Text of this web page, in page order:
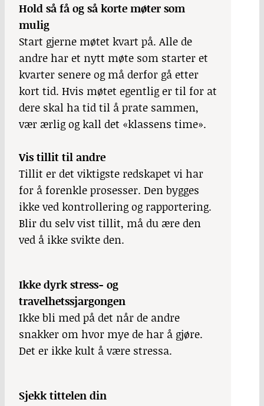
Hold så få og så korte møter som
mulig
Start gjerne møtet kvart på. Alle de
andre har et nytt møte som starter et
kvarter senere og må derfor gå etter
kort tid. Hvis møtet egentlig er til for at
dere skal ha tid til å prate sammen,
vær ærlig og kall det «klassens time».
Vis tillit til andre
Tillit er det viktigste redskapet vi har
for å forenkle prosesser. Den bygges
ikke ved kontrollering og rapportering.
Blir du selv vist tillit, må du ære den
ved å ikke svikte den.
Ikke dyrk stress- og
travelhetssjargongen
Ikke bli med på det når de andre
snakker om hvor mye de har å gjøre.
Det er ikke kult å være stressa.
Sjekk tittelen din